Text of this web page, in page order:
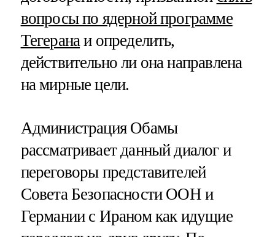
вопросы по ядерной программе
Тегерана и определить,
действительно ли она направлена
на мирные цели.
Администрация Обамы
рассматривает данный диалог и
переговоры представителей
Совета Безопасности ООН и
Германии с Ираном как идущие